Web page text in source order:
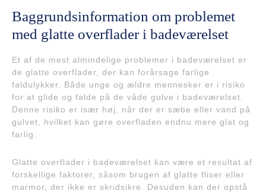
Baggrundsinformation om problemet
med glatte overflader i badeværelset
Et af de mest almindelige problemer i badeværelset er
de glatte overflader, der kan forårsage farlige
faldulykker. Både unge og ældre mennesker er i risiko
for at glide og falde på de våde gulve i badeværelset.
Denne risiko er især høj, når der er sæbe eller vand på
gulvet, hvilket kan gøre overfladen endnu mere glat og
farlig.
Glatte overflader i badeværelset kan være et resultat af
forskellige faktorer, såsom brugen af glatte fliser eller
marmor, der ikke er skridsikre. Desuden kan der opstå